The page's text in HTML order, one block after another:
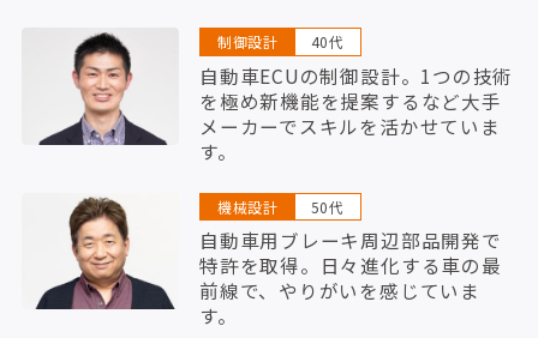
制御設計 40代
自動車ECUの制御設計。1つの技術
を極め新機能を提案するなど大手
メーカーでスキルを活かせていま
す。
機械設計 50代
自動車用ブレーキ周辺部品開発で
特許を取得。日々進化する車の最
前線で、やりがいを感じていま
す。